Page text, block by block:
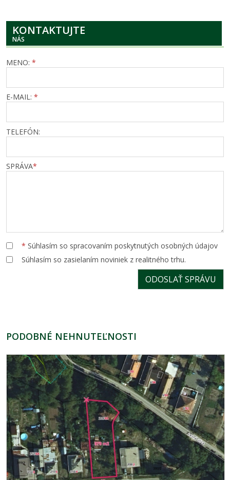
KONTAKTUJTE
NÁS
MENO: *
E-MAIL: *
TELEFÓN:
SPRÁVA*
* Súhlasím so spracovaním poskytnutých osobných údajov
Súhlasím so zasielaním noviniek z realitného trhu.
PODOBNÉ NEHNUTEĽNOSTI